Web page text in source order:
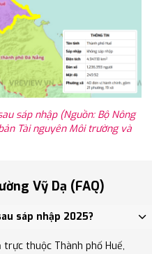
sáp nhập (Nguồn: Bộ Nông
Tài nguyên Môi trường và
Vỹ Dạ (FAQ)
sáp nhập 2025?
thuộc Thành phố Huế,